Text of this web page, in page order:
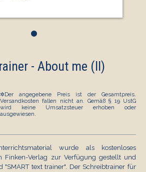
•
- About me (II)
✲Der angegebene Preis ist der Gesamtpreis.
Versandkosten fallen nicht an. Gemäß § 19 UstG
wird keine Umsatzsteuer erhoben oder
ausgewiesen.
wurde als kostenloses
Finken-Verlag zur Verfügung gestellt und
"SMART text trainer". Der Schreibtrainer für